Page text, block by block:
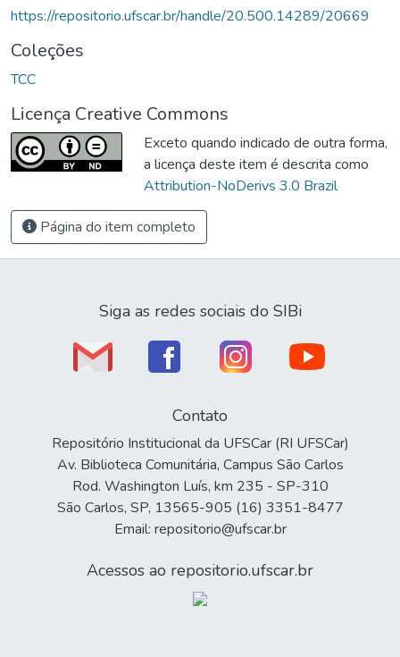
https://repositorio.ufscar.br/handle/20.500.14289/20669
Coleções
TCC
Licença Creative Commons
Exceto quando indicado de outra forma,
a licença deste item é descrita como
Attribution-NoDerivs 3.0 Brazil
Página do item completo
Siga as redes sociais do SIBi
Contato
Repositório Institucional da UFSCar (RI UFSCar)
Av. Biblioteca Comunitária, Campus São Carlos
Rod. Washington Luís, km 235 - SP-310
São Carlos, SP, 13565-905 (16) 3351-8477
Email: repositorio@ufscar.br
Acessos ao repositorio.ufscar.br